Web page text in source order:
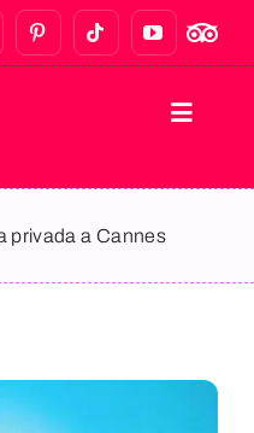
privada a Cannes